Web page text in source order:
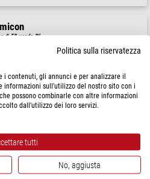
# 58 verde 2''
Politica sulla riservatezza
i contenuti, gli annunci e per analizzare il
informazioni sull'utilizzo del nostro sito con i
possono combinarle con altre informazioni
dall'utilizzo dei loro servizi.
tutti
No, aggiusta